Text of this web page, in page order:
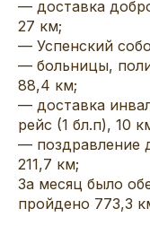
— доставка
27 км;
— Успенский
— больницы,
88,4 км;
— доставка
рейс (1 бл.п), 10
— поздравление
211,7 км;
За месяц было
пройдено 773,3